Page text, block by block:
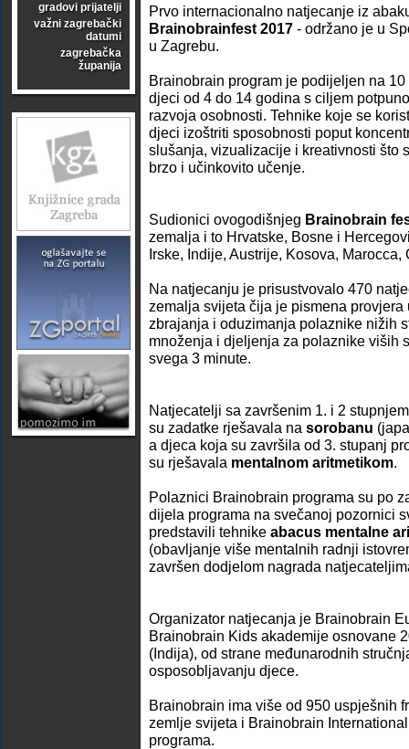
gradovi prijatelji
važni zagrebački
datumi
zagrebačka
županija
Prvo internacionalno natjecanje iz
Brainobrainfest 2017 - održano je u
u Zagrebu.
Brainobrain program je podijeljen na
djeci od 4 do 14 godina s ciljem
razvoja osobnosti. Tehnike koje se
djeci izoštriti sposobnosti poput
slušanja, vizualizacije i kreativnosti što
brzo i učinkovito učenje.
Sudionici ovogodišnjeg Brainobrain
zemalja i to Hrvatske, Bosne i
Irske, Indije, Austrije, Kosova,
Na natjecanju je prisustvovalo 470
zemalja svijeta čija je pismena
zbrajanja i oduzimanja polaznike nižih
množenja i djeljenja za polaznike viših
svega 3 minute.
Natjecatelji sa završenim 1. i 2
su zadatke rješavala na sorobanu
a djeca koja su završila od 3. stupanj
su rješavala mentalnom aritmetikom.
Polaznici Brainobrain programa su po
dijela programa na svečanoj pozornici
predstavili tehnike abacus mentalne
(obavljanje više mentalnih radnji
završen dodjelom nagrada
Organizator natjecanja je Brainobrain
Brainobrain Kids akademije osnovane
(Indija), od strane međunarodnih
osposobljavanju djece.
Brainobrain ima više od 950 uspješnih
zemlje svijeta i Brainobrain
programa.